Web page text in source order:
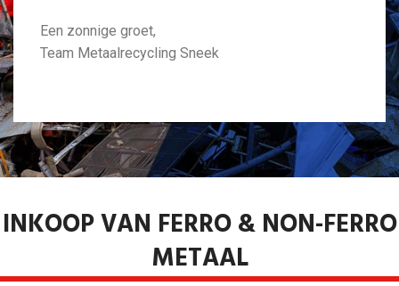
Een zonnige groet,
Team Metaalrecycling Sneek
& oud ijzer
INKOOP VAN FERRO & NON-FERRO
METAAL